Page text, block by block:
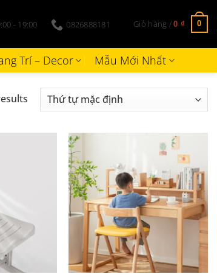
- 19:00 0826888181 Giỏ hàng /0 ₫ 0
Trí – Decor Mẫu Mới Nhất